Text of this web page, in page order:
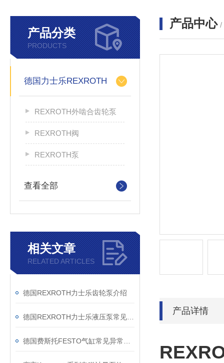
产品分类
PRODUCTS
德国力士乐REXROTH
REXROTH外啮合齿轮泵
REXROTH阀
REXROTH泵
查看全部
相关文章
RELATED ARTICLES
德国REXROTH力士乐齿轮泵介绍
产品中心 /
产品详情